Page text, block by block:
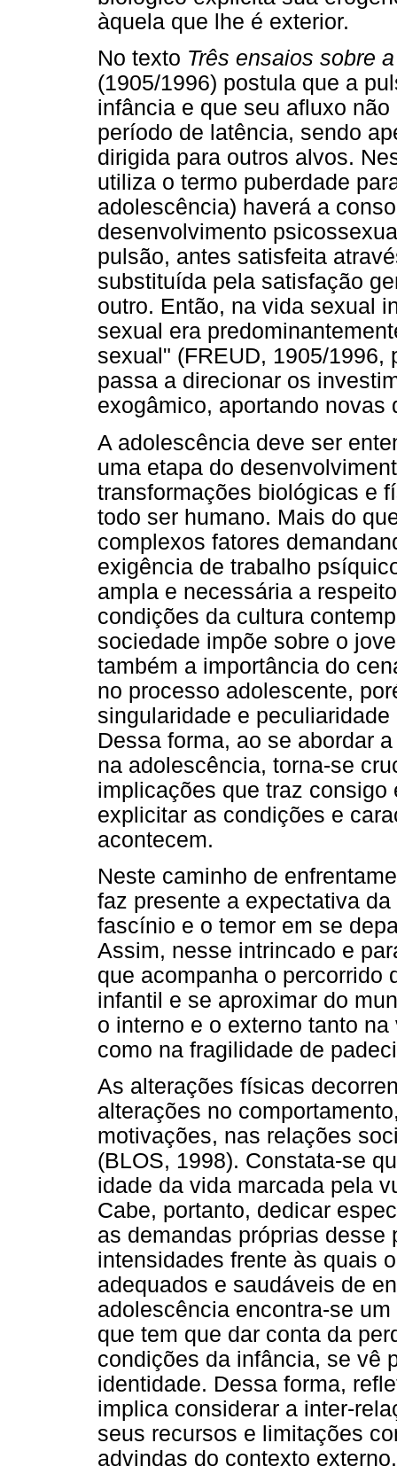
àquela que lhe é exterior.
No texto Três ensaios sobre
(1905/1996) postula que a
infância e que seu afluxo
período de latência, sendo
dirigida para outros alvos.
utiliza o termo puberdade
adolescência) haverá a
desenvolvimento
pulsão, antes satisfeita
substituída pela satisfação
outro. Então, na vida sexual
sexual era
sexual" (FREUD, 1905/1996,
passa a direcionar os
exogâmico, aportando novas
A adolescência deve ser
uma etapa do
transformações biológicas e
todo ser humano. Mais do
complexos fatores
exigência de trabalho
ampla e necessária a
condições da cultura
sociedade impõe sobre o
também a importância do
no processo adolescente,
singularidade e
Dessa forma, ao se abordar
na adolescência, torna-se
implicações que traz
explicitar as condições e
acontecem.
Neste caminho de
faz presente a expectativa
fascínio e o temor em se
Assim, nesse intrincado e
que acompanha o percorrido
infantil e se aproximar do
o interno e o externo tanto
como na fragilidade de
As alterações físicas
alterações no
motivações, nas relações
(BLOS, 1998). Constata-se
idade da vida marcada pela
Cabe, portanto, dedicar
as demandas próprias
intensidades frente às quais
adequados e saudáveis de
adolescência encontra-se
que tem que dar conta da
condições da infância, se vê
identidade. Dessa forma,
implica considerar a inter-
seus recursos e limitações
advindas do contexto externo.